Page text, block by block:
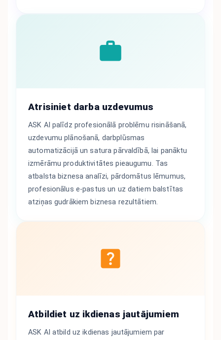
Atrisiniet darba uzdevumus
ASK AI palīdz profesionālā problēmu risināšanā,
uzdevumu plānošanā, darbplūsmas
automatizācijā un satura pārvaldībā, lai panāktu
izmērāmu produktivitātes pieaugumu. Tas
atbalsta biznesa analīzi, pārdomātus lēmumus,
profesionālus e-pastus un uz datiem balstītas
atziņas gudrākiem biznesa rezultātiem.
Atbildiet uz ikdienas jautājumiem
ASK AI atbild uz ikdienas jautājumiem par